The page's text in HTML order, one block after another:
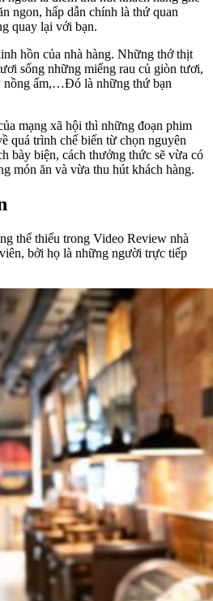
ngon, hấp dẫn chính là thứ quan
quay lại với bạn.
hồn của nhà hàng. Những thớ thịt
sống những miếng rau củ giòn tươi,
nồng ấm,…Đó là những thứ bạn
mạng xã hội thì những đoạn phim
quá trình chế biến từ chọn nguyên
bày biện, cách thưởng thức sẽ vừa có
món ăn và vừa thu hút khách hàng.
thể thiếu trong Video Review nhà
bởi họ là những người trực tiếp